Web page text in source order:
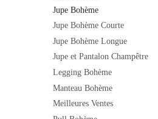
Jupe Bohème
Jupe Bohème Courte
Jupe Bohème Longue
Jupe et Pantalon Champêtre
Legging Bohème
Manteau Bohème
Meilleures Ventes